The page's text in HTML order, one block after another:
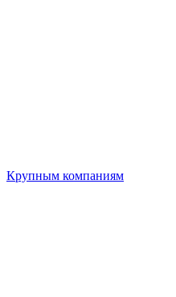
Крупным компаниям